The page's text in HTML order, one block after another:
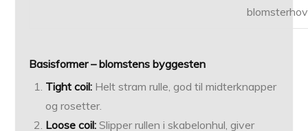
Basisformer – blomstens byggesten
Tight coil: Helt stram rulle, god til midterknapper
og rosetter.
Loose coil: Slipper rullen i skabelonhul, giver